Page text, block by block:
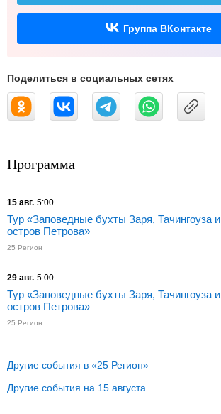
Группа ВКонтакте
Поделиться в социальных сетях
Программа
15 авг. 5:00
Тур «Заповедные бухты Заря, Тачингоуза и
остров Петрова»
25 Регион
29 авг. 5:00
Тур «Заповедные бухты Заря, Тачингоуза и
остров Петрова»
25 Регион
Другие события в «25 Регион»
Другие события на 15 августа